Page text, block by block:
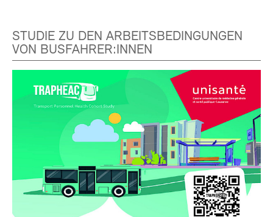
STUDIE ZU DEN ARBEITSBEDINGUNGEN
VON BUSFAHRER:INNEN